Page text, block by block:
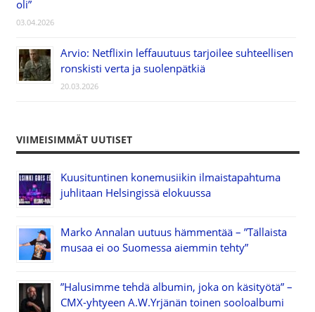
oli”
03.04.2026
Arvio: Netflixin leffauutuus tarjoilee suhteellisen
ronskisti verta ja suolenpätkiä
20.03.2026
VIIMEISIMMÄT UUTISET
Kuusituntinen konemusiikin ilmaistapahtuma
juhlitaan Helsingissä elokuussa
Marko Annalan uutuus hämmentää – ”Tällaista
musaa ei oo Suomessa aiemmin tehty”
”Halusimme tehdä albumin, joka on käsityötä” –
CMX-yhtyeen A.W.Yrjänän toinen sooloalbumi